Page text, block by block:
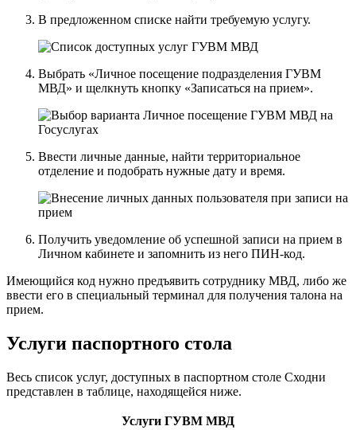
В предложенном списке найти требуемую услугу.
Выбрать «Личное посещение подразделения ГУВМ
МВД» и щелкнуть кнопку «Записаться на прием».
Ввести личные данные, найти территориальное
отделение и подобрать нужные дату и время.
Получить уведомление об успешной записи на прием в
Личном кабинете и запомнить из него ПИН-код.
Имеющийся код нужно предъявить сотруднику МВД, либо же
ввести его в специальный терминал для получения талона на
прием.
Услуги паспортного стола
Весь список услуг, доступных в паспортном столе Сходни
представлен в таблице, находящейся ниже.
Услуги ГУВМ МВД